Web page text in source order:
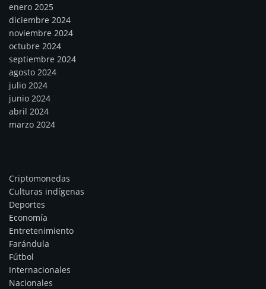
enero 2025
diciembre 2024
noviembre 2024
octubre 2024
septiembre 2024
agosto 2024
julio 2024
junio 2024
abril 2024
marzo 2024
Criptomonedas
Culturas indígenas
Deportes
Economía
Entretenimiento
Farándula
Fútbol
Internacionales
Nacionales